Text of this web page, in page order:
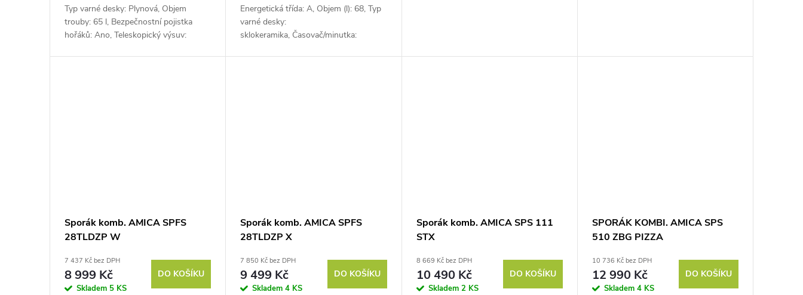
Typ varné desky: Plynová, Objem
trouby: 65 l, Bezpečnostní pojistka
hořáků: Ano, Teleskopický výsuv:
Energetická třída: A, Objem (l): 68, Typ
varné desky:
sklokeramika, Časovač/minutka:
Sporák komb. AMICA SPFS
28TLDZP W
7 437 Kč bez DPH
8 999 Kč
Skladem 5 KS
DO KOŠÍKU
Sporák komb. AMICA SPFS
28TLDZP X
7 850 Kč bez DPH
9 499 Kč
Skladem4 KS
DO KOŠÍKU
Sporák komb. AMICA SPS 111
STX
8 669 Kč bez DPH
10 490 Kč
Skladem 2 KS
DO KOŠÍKU
SPORÁK KOMBI. AMICA SPS
510 ZBG PIZZA
10 736 Kč bez DPH
12 990 Kč
Skladem 4 KS
DO KOŠÍKU